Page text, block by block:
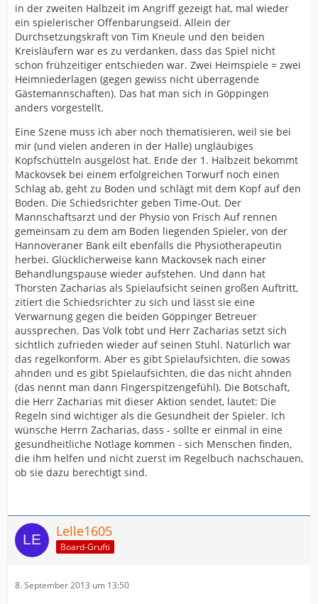
in der zweiten Halbzeit im Angriff gezeigt hat, mal wieder
ein spielerischer Offenbarungseid. Allein der
Durchsetzungskraft von Tim Kneule und den beiden
Kreisläufern war es zu verdanken, dass das Spiel nicht
schon frühzeitiger entschieden war. Zwei Heimspiele = zwei
Heimniederlagen (gegen gewiss nicht überragende
Gästemannschaften). Das hat man sich in Göppingen
anders vorgestellt.
Eine Szene muss ich aber noch thematisieren, weil sie bei
mir (und vielen anderen in der Halle) ungläubiges
Kopfschütteln ausgelöst hat. Ende der 1. Halbzeit bekommt
Mackovsek bei einem erfolgreichen Torwurf noch einen
Schlag ab, geht zu Boden und schlägt mit dem Kopf auf den
Boden. Die Schiedsrichter geben Time-Out. Der
Mannschaftsarzt und der Physio von Frisch Auf rennen
gemeinsam zu dem am Boden liegenden Spieler, von der
Hannoveraner Bank eilt ebenfalls die Physiotherapeutin
herbei. Glücklicherweise kann Mackovsek nach einer
Behandlungspause wieder aufstehen. Und dann hat
Thorsten Zacharias als Spielaufsicht seinen großen Auftritt,
zitiert die Schiedsrichter zu sich und lässt sie eine
Verwarnung gegen die beiden Göppinger Betreuer
aussprechen. Das Volk tobt und Herr Zacharias setzt sich
sichtlich zufrieden wieder auf seinen Stuhl. Natürlich war
das regelkonform. Aber es gibt Spielaufsichten, die sowas
ahnden und es gibt Spielaufsichten, die das nicht ahnden
(das nennt man dann Fingerspitzengefühl). Die Botschaft,
die Herr Zacharias mit dieser Aktion sendet, lautet: Die
Regeln sind wichtiger als die Gesundheit der Spieler. Ich
wünsche Herrn Zacharias, dass - sollte er einmal in eine
gesundheitliche Notlage kommen - sich Menschen finden,
die ihm helfen und nicht zuerst im Regelbuch nachschauen,
ob sie dazu berechtigt sind.
Lelle1605
Board-Grufti
8. September 2013 um 13:50